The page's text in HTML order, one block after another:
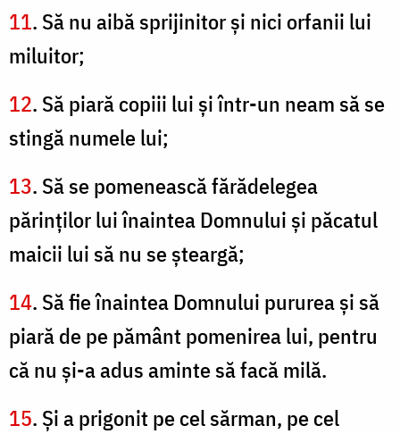
11. Să nu aibă sprijinitor şi nici orfanii lui
miluitor;
12. Să piară copiii lui şi într-un neam să se
stingă numele lui;
13. Să se pomenească fărădelegea
părinţilor lui înaintea Domnului şi păcatul
maicii lui să nu se şteargă;
14. Să fie înaintea Domnului pururea şi să
piară de pe pământ pomenirea lui, pentru
că nu şi-a adus aminte să facă milă.
15. Şi a prigonit pe cel sărman, pe cel